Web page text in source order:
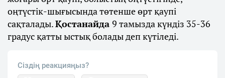
оңтүстік-шығысында төтенше өрт қаупі
сақталады.Қостанайда 9 тамызда күндіз 35-36
градус қатты ыстық болады деп күтіледі.
Сіздің реакцияңыз?